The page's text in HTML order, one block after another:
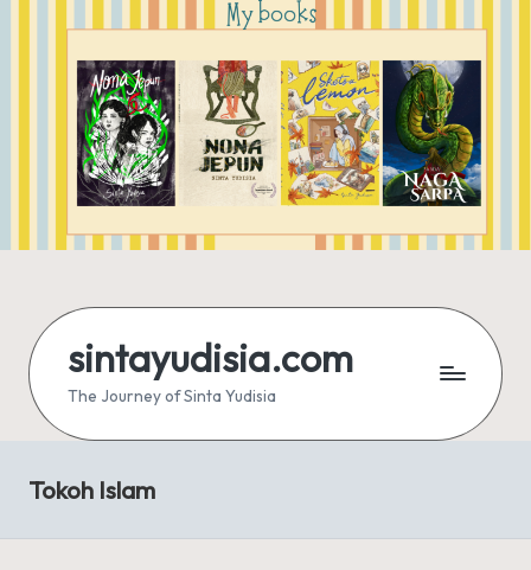
sintayudisia.com
The Journey of Sinta Yudisia
Tokoh Islam